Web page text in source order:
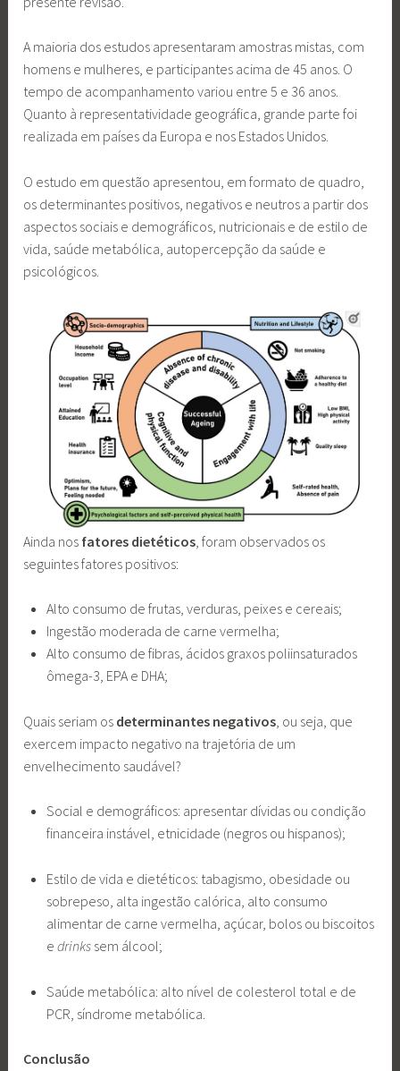
A maioria dos estudos apresentaram amostras mistas, com
homens e mulheres, e participantes acima de 45 anos. O
tempo de acompanhamento variou entre 5 e 36 anos.
Quanto à representatividade geográfica, grande parte foi
realizada em países da Europa e nos Estados Unidos.
O estudo em questão apresentou, em formato de quadro,
os determinantes positivos, negativos e neutros a partir dos
aspectos sociais e demográficos, nutricionais e de estilo de
vida, saúde metabólica, autopercepção da saúde e
psicológicos.
Ainda nos fatores dietéticos , foram observados os
seguintes fatores positivos:
Alto consumo de frutas, verduras, peixes e cereais;
Ingestão moderada de carne vermelha;
Alto consumo de fibras, ácidos graxos poliinsaturados
ômega-3, EPA e DHA;
Quais seriam os determinantes negativos , ou seja, que
exercem impacto negativo na trajetória de um
envelhecimento saudável?
Social e demográficos: apresentar dívidas ou condição
financeira instável, etnicidade (negros ou hispanos);
Estilo de vida e dietéticos: tabagismo, obesidade ou
sobrepeso, alta ingestão calórica, alto consumo
alimentar de carne vermelha, açúcar, bolos ou biscoitos
e drinkssem álcool;
Saúde metabólica: alto nível de colesterol total e de
PCR, síndrome metabólica.
Conclusão